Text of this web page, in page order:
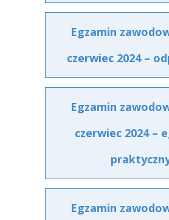
Egzamin
czerwiec 2024 –
Egzamin
czerwiec 2024 –
Egzamin